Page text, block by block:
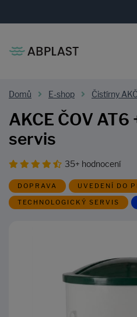
Domů E-shop Čistírny
AKCE ČOV
servis
35+ hodnocení
DOPRAVA
UVEDENÍ DO
TECHNOLOGICKÝ SERVIS